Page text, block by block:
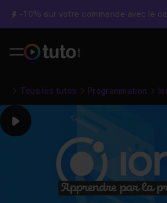
-10% sur votre commande avec le
Tous les tutos Programmation
Play